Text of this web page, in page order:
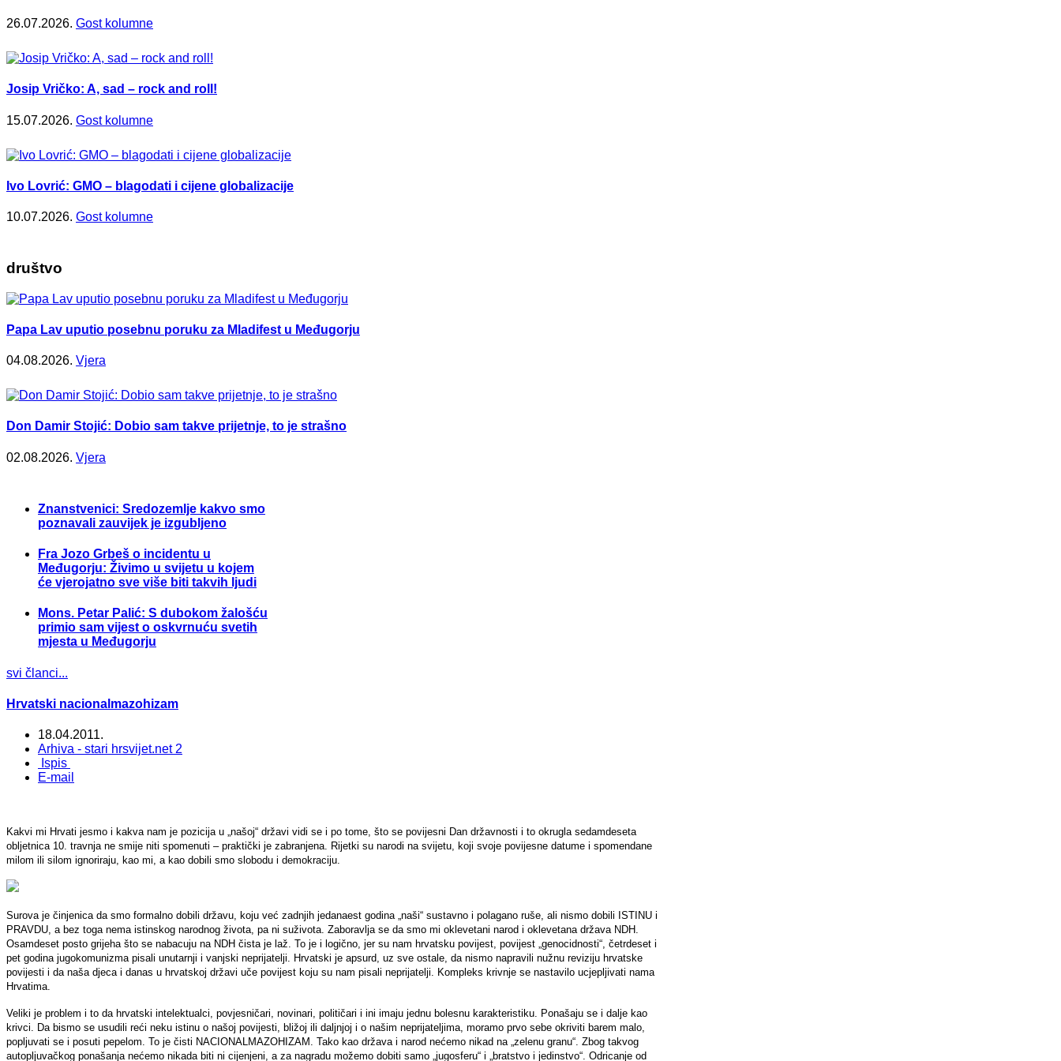
26.07.2026. Gost kolumne
Josip Vričko: A, sad – rock and roll!
15.07.2026. Gost kolumne
Ivo Lovrić: GMO – blagodati i cijene globalizacije
10.07.2026. Gost kolumne
društvo
Papa Lav uputio posebnu poruku za Mladifest u Međugorju
04.08.2026. Vjera
Don Damir Stojić: Dobio sam takve prijetnje, to je strašno
02.08.2026. Vjera
Znanstvenici: Sredozemlje kakvo smo
poznavali zauvijek je izgubljeno
Fra Jozo Grbeš o incidentu u
Međugorju: Živimo u svijetu u kojem
će vjerojatno sve više biti takvih ljudi
Mons. Petar Palić: S dubokom žalošću
primio sam vijest o oskvrnuću svetih
mjesta u Međugorju
svi članci...
Hrvatski nacionalmazohizam
18.04.2011.
Arhiva - stari hrsvijet.net 2
Ispis
E-mail
Kakvi mi Hrvati jesmo i kakva nam je pozicija u „našoj“ državi vidi se i po tome, što se povijesni Dan državnosti i to okrugla sedamdeseta
obljetnica 10. travnja ne smije niti spomenuti – praktički je zabranjena. Rijetki su narodi na svijetu, koji svoje povijesne datume i spomendane
milom ili silom ignoriraju, kao mi, a kao dobili smo slobodu i demokraciju.
Surova je činjenica da smo formalno dobili državu, koju već zadnjih jedanaest godina „naši“ sustavno i polagano ruše, ali nismo dobili ISTINU i
PRAVDU, a bez toga nema istinskog narodnog života, pa ni suživota. Zaboravlja se da smo mi oklevetani narod i oklevetana država NDH.
Osamdeset posto grijeha što se nabacuju na NDH čista je laž. To je i logično, jer su nam hrvatsku povijest, povijest „genocidnosti“, četrdeset i
pet godina jugokomunizma pisali unutarnji i vanjski neprijatelji. Hrvatski je apsurd, uz sve ostale, da nismo napravili nužnu reviziju hrvatske
povijesti i da naša djeca i danas u hrvatskoj državi uče povijest koju su nam pisali neprijatelji. Kompleks krivnje se nastavilo ucjepljivati nama
Hrvatima.
Veliki je problem i to da hrvatski intelektualci, povjesničari, novinari, političari i ini imaju jednu bolesnu karakteristiku. Ponašaju se i dalje kao
krivci. Da bismo se usudili reći neku istinu o našoj povijesti, bližoj ili daljnjoj i o našim neprijateljima, moramo prvo sebe okriviti barem malo,
popljuvati se i posuti pepelom. To je čisti NACIONALMAZOHIZAM. Tako kao država i narod nećemo nikad na „zelenu granu“. Zbog takvog
autopljuvačkog ponašanja nećemo nikada biti ni cijenjeni, a za nagradu možemo dobiti samo „jugosferu“ i „bratstvo i jedinstvo“. Odricanje od